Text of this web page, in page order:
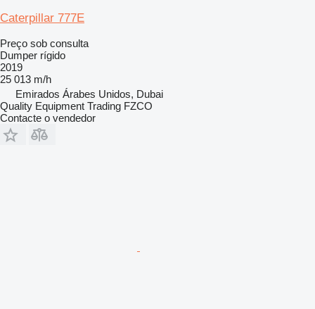
Caterpillar 777E
Preço sob consulta
Dumper rígido
2019
25 013 m/h
Emirados Árabes Unidos, Dubai
Quality Equipment Trading FZCO
Contacte o vendedor